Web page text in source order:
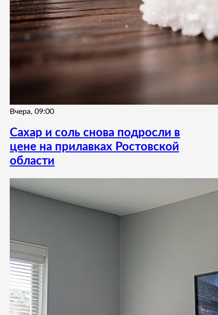
Вчера, 09:00
Сахар и соль снова подросли в
цене на прилавках Ростовской
области